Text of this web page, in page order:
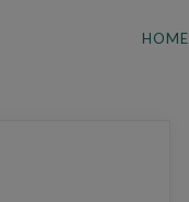
HOME